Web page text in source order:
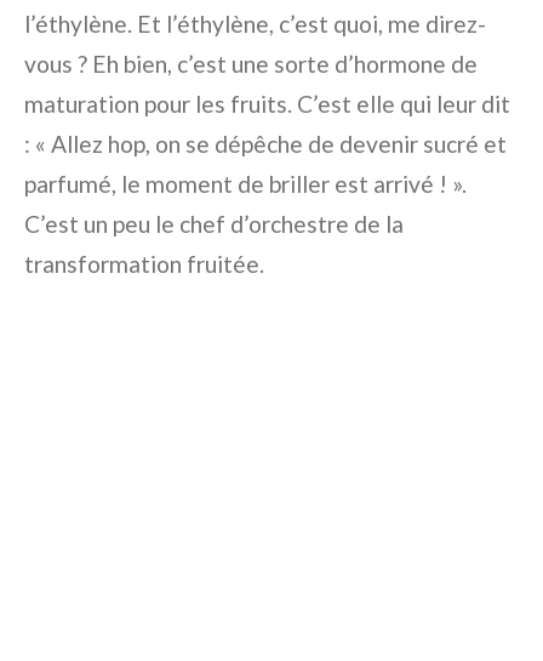
l’éthylène. Et l’éthylène, c’est quoi, me direz-
vous ? Eh bien, c’est une sorte d’hormone de
maturation pour les fruits. C’est elle qui leur dit
: « Allez hop, on se dépêche de devenir sucré et
parfumé, le moment de briller est arrivé ! ».
C’est un peu le chef d’orchestre de la
transformation fruitée.